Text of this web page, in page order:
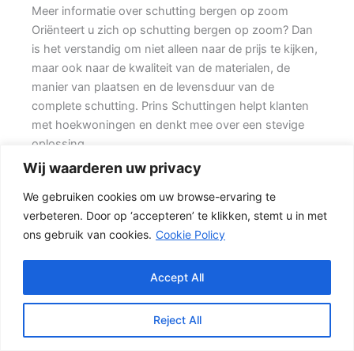
Wij waarderen uw privacy
We gebruiken cookies om uw browse-ervaring te
verbeteren. Door op ‘accepteren’ te klikken, stemt u in met
ons gebruik van cookies. Cookie Policy
Reject All
Accept All
Meer informatie over schutting bergen op zoom
Oriënteert u zich op schutting bergen op zoom? Dan
is het verstandig om niet alleen naar de prijs te kijken,
maar ook naar de kwaliteit van de materialen, de
manier van plaatsen en de levensduur van de
complete schutting. Prins Schuttingen helpt klanten
met hoekwoningen en denkt mee over een stevige
oplossing.
De juiste erfafscheiding begint met een goed plan.
Wilt u vooral privacy, dan is een dichte schutting
meestal de beste keuze. Ook de ondergrond, de
lengte van de schutting en de aanwezigheid van
poorten of hoeken hebben invloed op de beste
Welke schutting past bij uw tuin?